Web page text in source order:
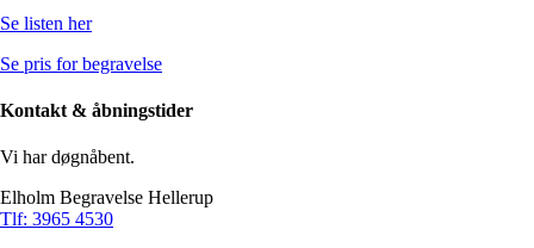
Se listen her
Se pris for begravelse
Kontakt & åbningstider
Vi har døgnåbent.
Elholm Begravelse Hellerup
Tlf: 3965 4530